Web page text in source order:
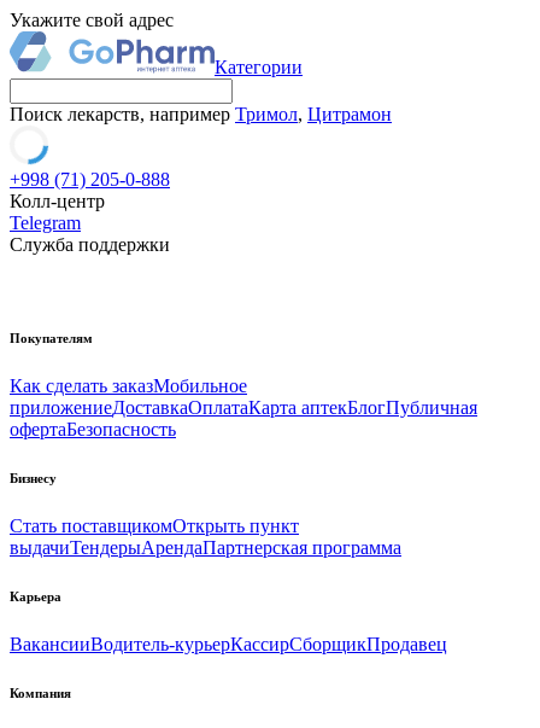
Укажите свой адрес
Категории
Поиск лекарств, например Тримол, Цитрамон
+998 (71) 205-0-888
Колл-центр
Telegram
Служба поддержки
Покупателям
Как сделать заказМобильное
приложениеДоставкаОплатаКарта аптекБлогПубличная
офертаБезопасность
Бизнесу
Стать поставщикомОткрыть пункт
выдачиТендерыАрендаПартнерская программа
Карьера
ВакансииВодитель-курьерКассирСборщикПродавец
Компания